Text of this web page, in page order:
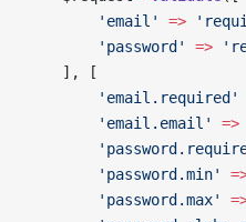
        'email'
=>
        'password'
=>
    ], [
        'email.required'
        'email.email'
=>
        'password.min'
        'password.max'